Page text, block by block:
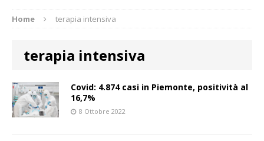
Home terapia intensiva
terapia intensiva
Covid: 4.874 casi in Piemonte, positività al
16,7%
8 Ottobre 2022